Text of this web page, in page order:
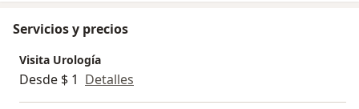
Servicios y precios
Visita Urología
Desde $ 1 Detalles